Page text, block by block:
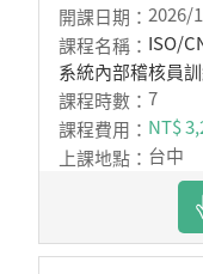
2026/
ISO/
系統內部稽核員
7
NT$
台中